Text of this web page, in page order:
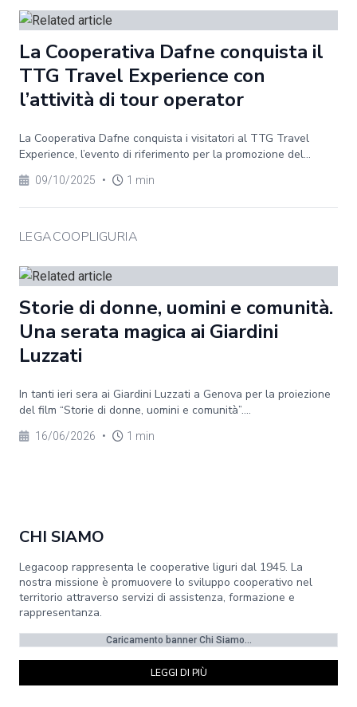
La Cooperativa Dafne conquista il
TTG Travel Experience con
l’attività di tour operator
La Cooperativa Dafne conquista i visitatori al TTG Travel
Experience, l’evento di riferimento per la promozione del...
09/10/2025 • 1 min
LEGACOOPLIGURIA
Storie di donne, uomini e comunità.
Una serata magica ai Giardini
Luzzati
In tanti ieri sera ai Giardini Luzzati a Genova per la proiezione
del film “Storie di donne, uomini e comunità”....
16/06/2026 • 1 min
CHI SIAMO
Legacoop rappresenta le cooperative liguri dal 1945. La
nostra missione è promuovere lo sviluppo cooperativo nel
territorio attraverso servizi di assistenza, formazione e
rappresentanza.
Caricamento banner Chi Siamo...
LEGGI DI PIÙ